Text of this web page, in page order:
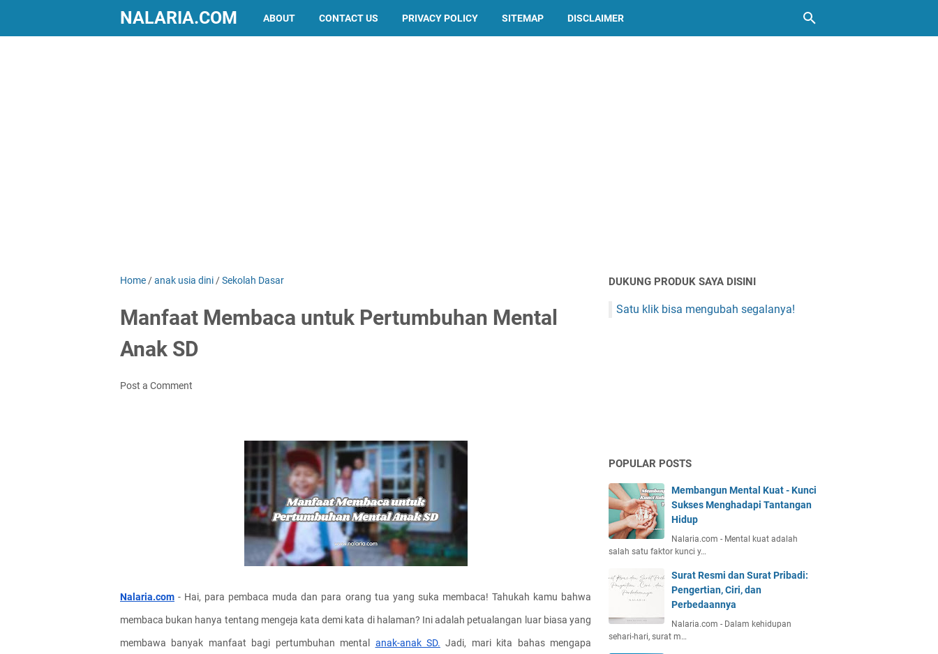
NALARIA.COM ABOUT CONTACT US PRIVACY POLICY SITEMAP DISCLAIMER
Home /anak usia dini /Sekolah Dasar
Manfaat Membaca untuk Pertumbuhan Mental
Anak SD
Post a Comment
Nalaria.com - Hai, para pembaca muda dan para orang tua yang suka membaca! Tahukah kamu bahwa
membaca bukan hanya tentang mengeja kata demi kata di halaman? Ini adalah petualangan luar biasa yang
membawa banyak manfaat bagi pertumbuhan mental anak-anak SD. Jadi, mari kita bahas mengapa
DUKUNG PRODUK SAYA DISINI
Satu klik bisa mengubah segalanya!
POPULAR POSTS
Membangun Mental Kuat - Kunci
Sukses Menghadapi Tantangan
Hidup
Nalaria.com - Mental kuat adalah
salah satu faktor kunci y…
Surat Resmi dan Surat Pribadi:
Pengertian, Ciri, dan
Perbedaannya
Nalaria.com - Dalam kehidupan
sehari-hari, surat m…